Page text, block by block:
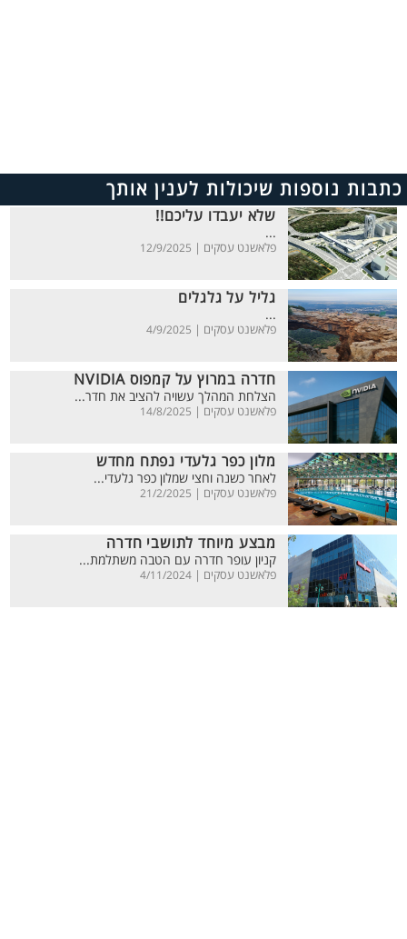
כתבות נוספות שיכולות לענין אותך
שלא יעבדו עליכם!!
...
פלאשנט עסקים | 12/9/2025
גליל על גלגלים
...
פלאשנט עסקים | 4/9/2025
חדרה במרוץ על קמפוס NVIDIA
הצלחת המהלך עשויה להציב את חדר...
פלאשנט עסקים | 14/8/2025
מלון כפר גלעדי נפתח מחדש
לאחר כשנה וחצי שמלון כפר גלעדי...
פלאשנט עסקים | 21/2/2025
מבצע מיוחד לתושבי חדרה
קניון עופר חדרה עם הטבה משתלמת...
פלאשנט עסקים | 4/11/2024